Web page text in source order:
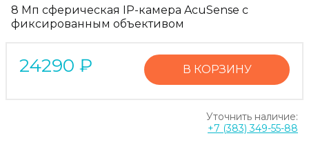
8 Мп сферическая IP-камера AcuSense с
фиксированным объективом
24290 ₽ В КОРЗИНУ
Уточнить наличие:
+7 (383) 349-55-88